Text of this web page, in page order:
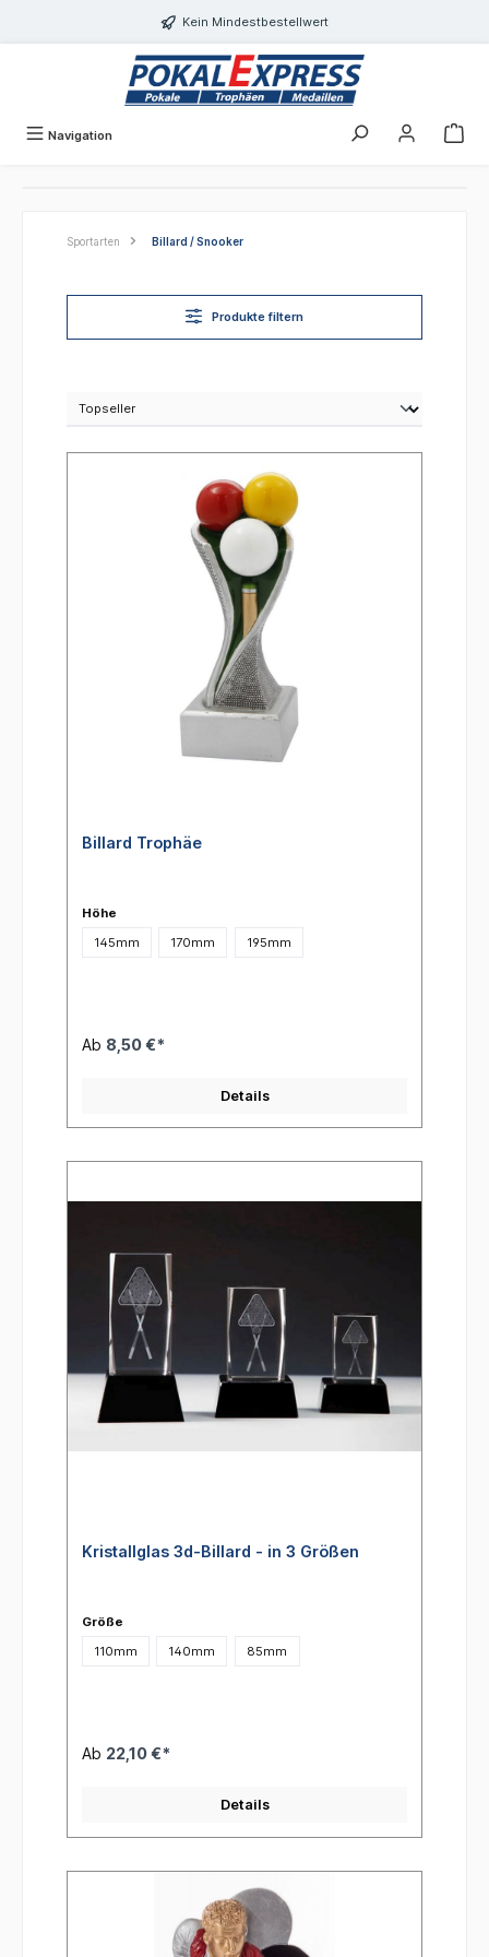
Kein Mindestbestellwert
Navigation
Sportarten Billard / Snooker
Produkte filtern
Billard Trophäe
Höhe
145mm
170mm 195mm
Ab 8,50 €*
Details
Kristallglas 3d-Billard - in 3 Größen
Größe
110mm
140mm 85mm
Ab 22,10 €*
Details